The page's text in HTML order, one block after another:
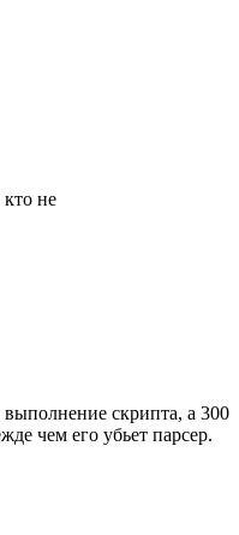
не
выполнение скрипта, а 300
чем его убьет парсер.